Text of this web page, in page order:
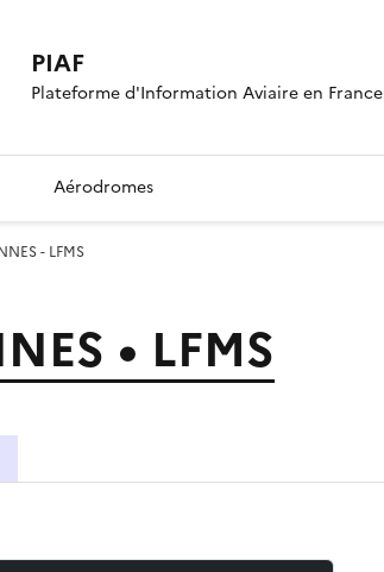
PIAF
Plateforme d'Information Aviaire en France
Aérodromes
- LFMS
• LFMS